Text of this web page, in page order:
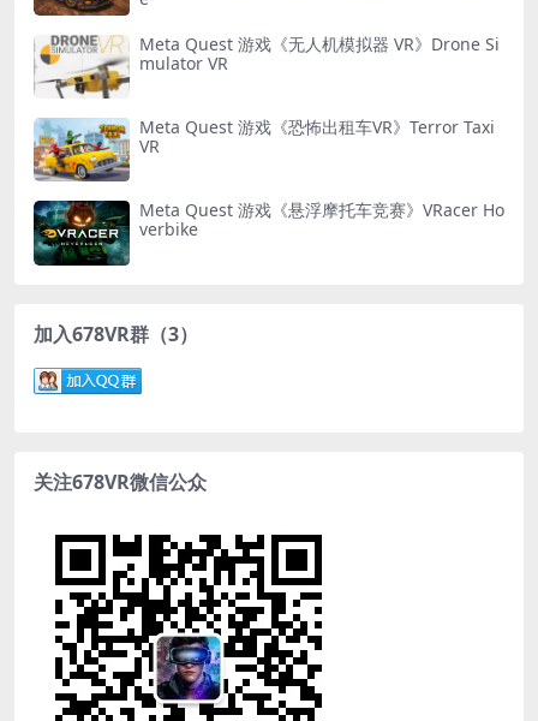
Meta Quest 游戏《无人机模拟器 VR》Drone Si
mulator VR
Meta Quest 游戏《恐怖出租车VR》Terror Taxi
VR
Meta Quest 游戏《悬浮摩托车竞赛》VRacer Ho
verbike
加入678VR群（3）
关注678VR微信公众